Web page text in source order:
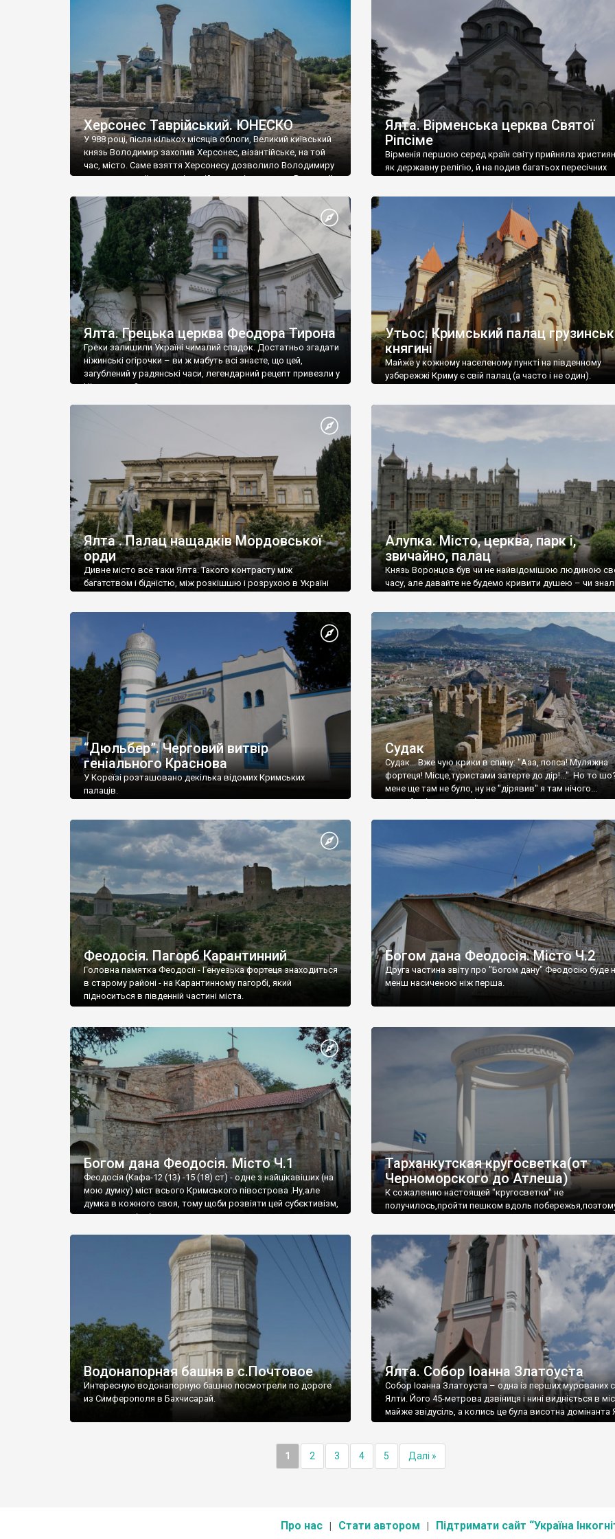
візантійської доби. Раритети викрадені з фондів об’єкту
культурної спадщини ЮНЕСКО «Херсонеса Таврійського».
Офіційно – на виставку «Золото Візантії», але експерти та
влада в Україні вважають це лише […]
називаються «повстяками» (postaki)…” “Вино. Крим
виробляє відмінне вино і його вдосталь: воно все
легке біле і дуже […]
Херсонес Таврійський. ЮНЕСКО
У 988 році, після кількох місяців облоги, Великий київський
князь Володимир захопив Херсонес, візантійське, на той
час, місто. Саме взяття Херсонесу дозволило Володимиру
диктувати свої умови візантійському імператору Василю ІІ,
Херсонесі Володимир-язичник, став Василем-
християнином. А потім було Хрещення Русі. На честь
Херсонесу Таврійського названо місто […]
Ялта. Вірменська церква Святої
Ріпсіме
Вірменія першою серед країн світу прийняла
як державну релігію, й на подив багатьох пересічних
Ялта. Грецька церква Феодора Тирона
Греки залишили Україні чималий спадок. Достатньо згадати
ніжинські огірочки – ви ж мабуть всі знаєте, що цей,
загублений у радянські часи, легендарний рецепт привезли у
Ніжин греки?
Утьос. Кримський палац
княгині
Майже у кожному населеному пункті на південному
узбережжі Криму є свій палац (а часто і не один).
Ялта . Палац нащадків Мордовської
орди
Дивне місто все таки Ялта. Такого контрасту між
багатством і бідністю, між розкішшю і розрухою в Україні
Алупка. Місто, церква, парк і,
звичайно, палац
Князь Воронцов був чи не найвідомішою людиною
часу, але давайте не будемо кривити душею – чи
“Дюльбер”. Черговий витвір
геніального Краснова
У Кореїзі розташовано декілька відомих Кримських
палаців.
Судак
Судак... Вже чую крики в спину: "Ааа, попса! Муляжна
фортеця! Місце,туристами затерте до дір!..." Но то
мене ще там не було, ну не "дірявив" я там нічого...
принаймні до цього літа.
Феодосія. Пагорб Карантинний
Головна памятка Феодосії - Генуезька фортеця знаходиться
в старому районі - на Карантинному пагорбі, який
підноситься в південній частині міста.
Богом дана Феодосія. Місто Ч.2
Друга частина звіту про "Богом дану" Феодосію буде
менш насиченою ніж перша.
Богом дана Феодосія. Місто Ч.1
Феодосія (Кафа-12 (13) -15 (18) ст) - одне з найцікавіших (на
мою думку) міст всього Кримського півострова .Ну,але
думка в кожного своя, тому щоби розвіяти цей субєктивізм,
запрошую відвідати це
Тарханкутская кругосветка(от
Черноморского до Атлеша)
К сожалению настоящей "кругосветки" не
получилось,пройти пешком вдоль
Водонапорная башня в с.Почтовое
Интересную водонапорную башню посмотрели по дороге
из Симферополя в Бахчисарай.
Ялта. Собор Іоанна Златоуста
Собор Іоанна Златоуста – одна із перших мурованих
Ялти. Його 45-метрова дзвіниця і нині видніється в
майже звідусіль, а колись це була висотна домінанта
1 2 3 4 5 Далі »
Про нас Стати автором Підтримати сайт “Україна